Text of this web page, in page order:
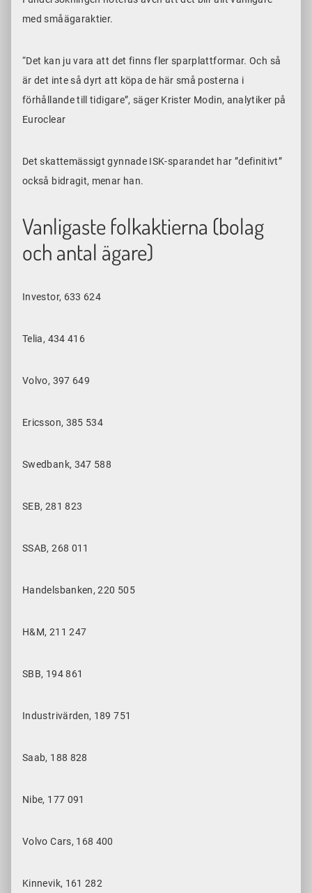
med småägaraktier.
“Det kan ju vara att det finns fler sparplattformar. Och så
är det inte så dyrt att köpa de här små posterna i
förhållande till tidigare”, säger Krister Modin, analytiker på
Euroclear
Det skattemässigt gynnade ISK-sparandet har ”definitivt”
också bidragit, menar han.
Vanligaste folkaktierna (bolag
och antal ägare)
Investor, 633 624
Telia, 434 416
Volvo, 397 649
Ericsson, 385 534
Swedbank, 347 588
SEB, 281 823
SSAB, 268 011
Handelsbanken, 220 505
H&M, 211 247
SBB, 194 861
Industrivärden, 189 751
Saab, 188 828
Nibe, 177 091
Volvo Cars, 168 400
Kinnevik, 161 282